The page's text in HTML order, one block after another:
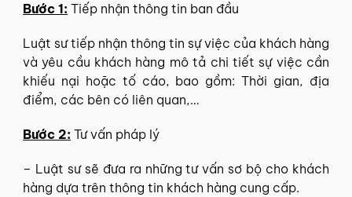
Bước 1: Tiếp nhận thông tin ban đầu
Luật sư tiếp nhận thông tin sự việc của khách hàng
và yêu cầu khách hàng mô tả chi tiết sự việc cần
khiếu nại hoặc tố cáo, bao gồm: Thời gian, địa
điểm, các bên có liên quan,…
Bước 2: Tư vấn pháp lý
– Luật sư sẽ đưa ra những tư vấn sơ bộ cho khách
hàng dựa trên thông tin khách hàng cung cấp.